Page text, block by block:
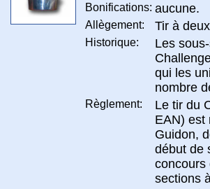
Bonifications: aucune.
Allègement: Tir à
Historique:
Les
qui les
nombre
Règlement:
Le tir du
EAN) est
Guidon,
début de
concours
sections